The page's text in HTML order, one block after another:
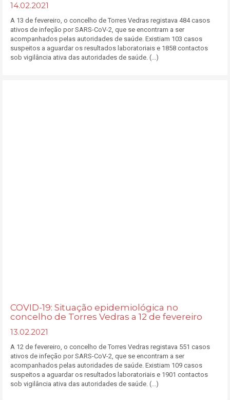
14.02.2021
A 13 de fevereiro, o concelho de Torres Vedras registava 484 casos
ativos de infeção por SARS-CoV-2, que se encontram a ser
acompanhados pelas autoridades de saúde. Existiam 103 casos
suspeitos a aguardar os resultados laboratoriais e 1858 contactos
sob vigilância ativa das autoridades de saúde. (...)
COVID-19: Situação epidemiológica no
concelho de Torres Vedras a 12 de fevereiro
13.02.2021
A 12 de fevereiro, o concelho de Torres Vedras registava 551 casos
ativos de infeção por SARS-CoV-2, que se encontram a ser
acompanhados pelas autoridades de saúde. Existiam 109 casos
suspeitos a aguardar os resultados laboratoriais e 1901 contactos
sob vigilância ativa das autoridades de saúde. (...)